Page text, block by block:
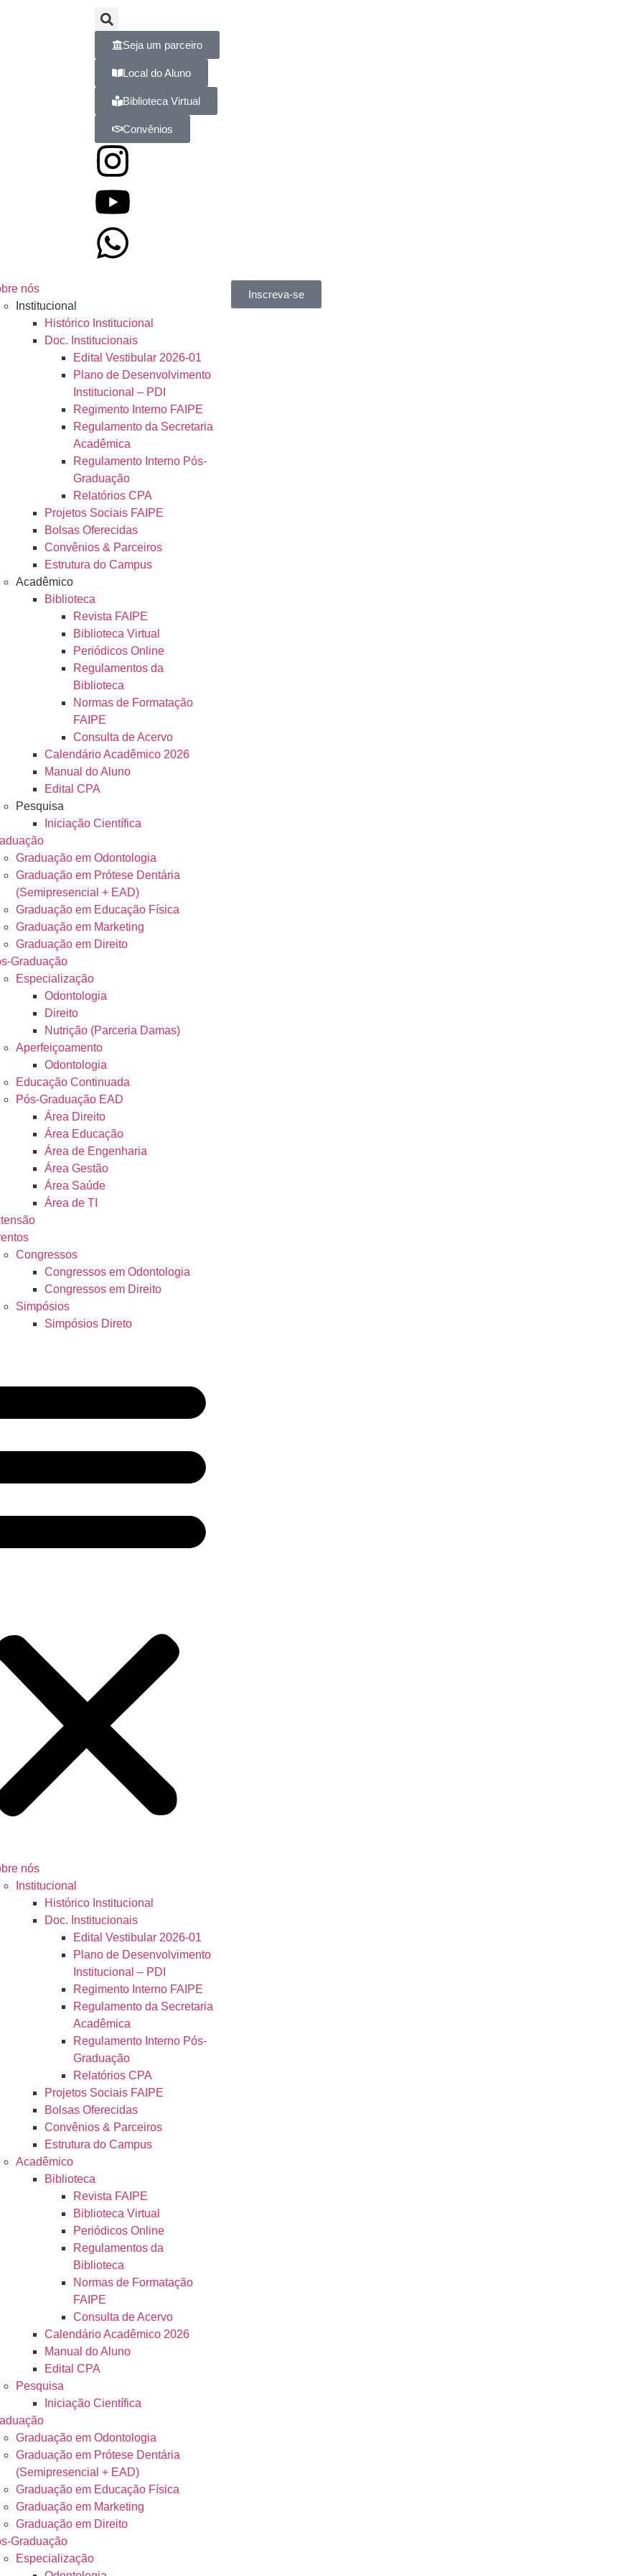
Seja um parceiro
Local do Aluno
Biblioteca Virtual
Convênios
nós
Institucional
Histórico Institucional
Doc. Institucionais
Edital Vestibular 2026-01
Plano de Desenvolvimento
Institucional – PDI
Regimento Interno FAIPE
Regulamento da Secretaria
Acadêmica
Regulamento Interno Pós-
Graduação
Relatórios CPA
Projetos Sociais FAIPE
Bolsas Oferecidas
Convênios & Parceiros
Estrutura do Campus
Acadêmico
Biblioteca
Revista FAIPE
Biblioteca Virtual
Periódicos Online
Regulamentos da
Biblioteca
Normas de Formatação
FAIPE
Consulta de Acervo
Calendário Acadêmico 2026
Manual do Aluno
Edital CPA
Pesquisa
Iniciação Científica
Graduação em Odontologia
Graduação em Prótese Dentária
(Semipresencial + EAD)
Graduação em Educação Física
Graduação em Marketing
Graduação em Direito
Graduação
Especialização
Odontologia
Direito
Nutrição (Parceria Damas)
Aperfeiçoamento
Odontologia
Educação Continuada
Pós-Graduação EAD
Área Direito
Área Educação
Área de Engenharia
Área Gestão
Área Saúde
Área de TI
Congressos
Congressos em Odontologia
Congressos em Direito
Simpósios
Simpósios Direto
nós
Institucional
Histórico Institucional
Doc. Institucionais
Edital Vestibular 2026-01
Plano de Desenvolvimento
Institucional – PDI
Regimento Interno FAIPE
Regulamento da Secretaria
Acadêmica
Regulamento Interno Pós-
Graduação
Relatórios CPA
Projetos Sociais FAIPE
Bolsas Oferecidas
Convênios & Parceiros
Estrutura do Campus
Acadêmico
Biblioteca
Revista FAIPE
Biblioteca Virtual
Periódicos Online
Regulamentos da
Biblioteca
Normas de Formatação
FAIPE
Consulta de Acervo
Calendário Acadêmico 2026
Manual do Aluno
Edital CPA
Pesquisa
Iniciação Científica
Graduação em Odontologia
Graduação em Prótese Dentária
(Semipresencial + EAD)
Graduação em Educação Física
Graduação em Marketing
Graduação em Direito
Graduação
Especialização
Inscreva-se